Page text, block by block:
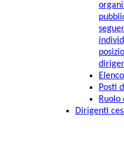
Posti
Dirigenti